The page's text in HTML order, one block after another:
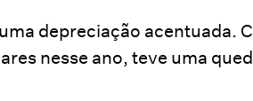
depreciação acentuada.
nesse ano, teve uma